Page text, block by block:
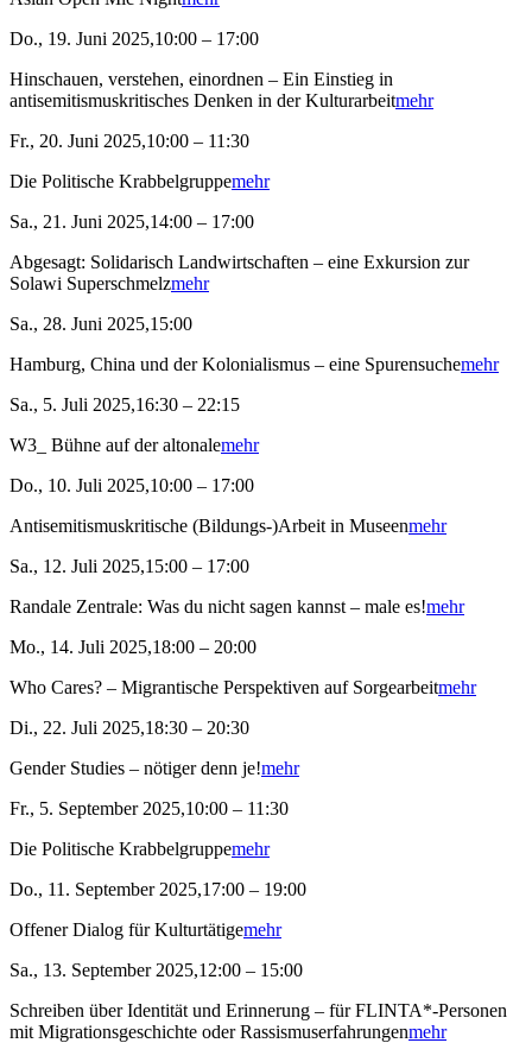
Do., 19. Juni 2025,10:00 – 17:00
Hinschauen, verstehen, einordnen – Ein Einstieg in
antisemitismuskritisches Denken in der Kulturarbeitmehr
Fr., 20. Juni 2025,10:00 – 11:30
Die Politische Krabbelgruppemehr
Sa., 21. Juni 2025,14:00 – 17:00
Abgesagt: Solidarisch Landwirtschaften – eine Exkursion zur
Solawi Superschmelzmehr
Sa., 28. Juni 2025,15:00
Hamburg, China und der Kolonialismus – eine Spurensuchemehr
Sa., 5. Juli 2025,16:30 – 22:15
W3_ Bühne auf der altonalemehr
Do., 10. Juli 2025,10:00 – 17:00
Antisemitismuskritische (Bildungs-)Arbeit in Museenmehr
Sa., 12. Juli 2025,15:00 – 17:00
Randale Zentrale: Was du nicht sagen kannst – male es!mehr
Mo., 14. Juli 2025,18:00 – 20:00
Who Cares? – Migrantische Perspektiven auf Sorgearbeitmehr
Di., 22. Juli 2025,18:30 – 20:30
Gender Studies – nötiger denn je!mehr
Fr., 5. September 2025,10:00 – 11:30
Die Politische Krabbelgruppemehr
Do., 11. September 2025,17:00 – 19:00
Offener Dialog für Kulturtätigemehr
Sa., 13. September 2025,12:00 – 15:00
Schreiben über Identität und Erinnerung – für FLINTA*-Personen
mit Migrationsgeschichte oder Rassismuserfahrungenmehr